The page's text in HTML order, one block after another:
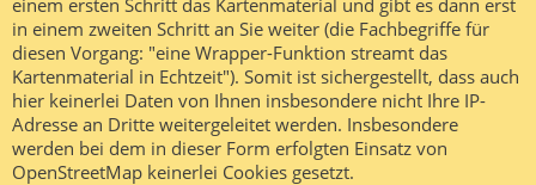
in einem zweiten Schritt an Sie weiter (die Fachbegriffe für
diesen Vorgang: "eine Wrapper-Funktion streamt das
Kartenmaterial in Echtzeit"). Somit ist sichergestellt, dass auch
hier keinerlei Daten von Ihnen insbesondere nicht Ihre IP-
Adresse an Dritte weitergeleitet werden. Insbesondere
werden bei dem in dieser Form erfolgten Einsatz von
OpenStreetMap keinerlei Cookies gesetzt.